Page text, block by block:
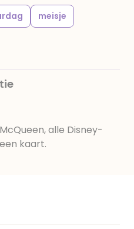
meisje
alle Disney-
kaart.